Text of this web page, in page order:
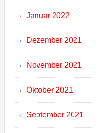
Januar 2022
Dezember 2021
November 2021
Oktober 2021
September 2021